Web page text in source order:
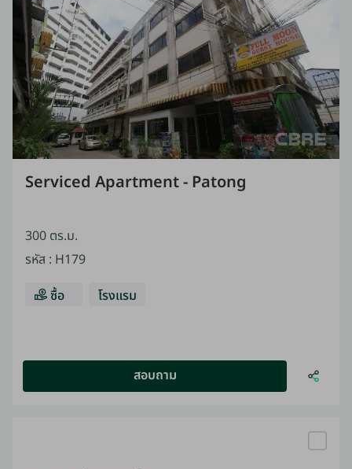
Serviced Apartment - Patong
300 ตร.ม.
รหัส : H179
ซื้อ
โรงแรม
สอบถาม